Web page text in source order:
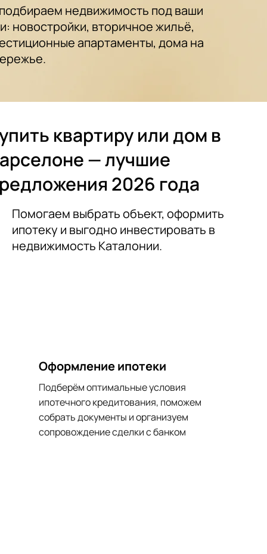
недвижимость под ваши
новостройки, вторичное жильё,
апартаменты, дома на
квартиру или дом в
— лучшие
2026 года
Помогаем выбрать объект, оформить
ипотеку и выгодно инвестировать в
недвижимость Каталонии.
Оформление ипотеки
Подберём оптимальные условия
ипотечного кредитования, поможем
собрать документы и организуем
сопровождение сделки с банком